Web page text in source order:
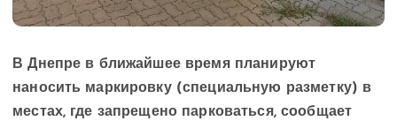
В Днепре в ближайшее время планируют
наносить маркировку (специальную разметку) в
местах, где запрещено парковаться, сообщает